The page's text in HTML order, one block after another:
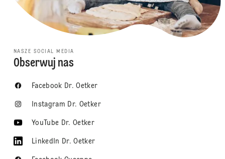
NASZE SOCIAL MEDIA
Obserwuj nas
Facebook Dr. Oetker
Instagram Dr. Oetker
YouTube Dr. Oetker
LinkedIn Dr. Oetker